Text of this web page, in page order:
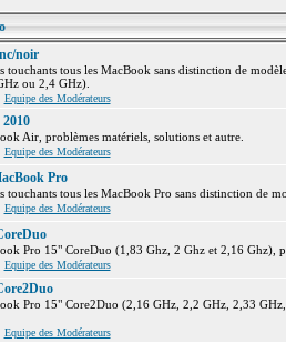
noir
touchants tous les MacBook sans distinction de
ou 2,4 GHz).
Equipe des Modérateurs
Air, problèmes matériels, solutions et autre.
Equipe des Modérateurs
Pro
touchants tous les MacBook Pro sans distinction de
Equipe des Modérateurs
Pro 15" CoreDuo (1,83 Ghz, 2 Ghz et 2,16 Ghz),
Equipe des Modérateurs
Pro 15" Core2Duo (2,16 GHz, 2,2 GHz, 2,33
Equipe des Modérateurs